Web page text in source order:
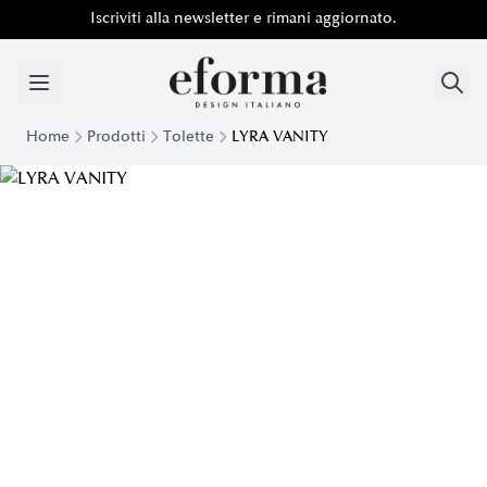
Iscriviti alla newsletter e rimani aggiornato.
Home Prodotti Tolette LYRA VANITY
Toeletta Elegante Lyra Vanity | Eforma